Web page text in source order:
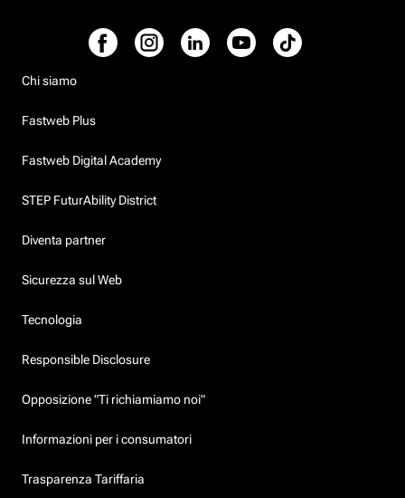
Chi siamo
Fastweb Plus
Fastweb Digital Academy
STEP FuturAbility District
Diventa partner
Sicurezza sul Web
Tecnologia
Responsible Disclosure
Opposizione "Ti richiamiamo noi"
Informazioni per i consumatori
Trasparenza Tariffaria